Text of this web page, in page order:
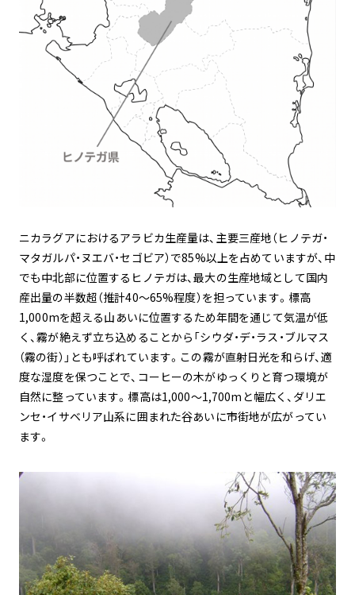
ニカラグアにおけるアラビカ生産量は、主要三産地（ヒノテガ・
マタガルパ・ヌエバ・セゴビア）で85%以上を占めていますが、中
でも中北部に位置するヒノテガは、最大の生産地域として国内
産出量の半数超（推計40〜65%程度）を担っています。標高
1,000mを超える山あいに位置するため年間を通じて気温が低
く、霧が絶えず立ち込めることから「シウダ・デ・ラス・ブルマス
（霧の街）」とも呼ばれています。この霧が直射日光を和らげ、適
度な湿度を保つことで、コーヒーの木がゆっくりと育つ環境が
自然に整っています。標高は1,000〜1,700mと幅広く、ダリエ
ンセ・イサベリア山系に囲まれた谷あいに市街地が広がってい
ます。